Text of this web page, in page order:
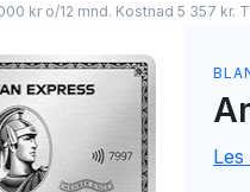
kr o/12 mnd. Kostnad 5 357 kr.